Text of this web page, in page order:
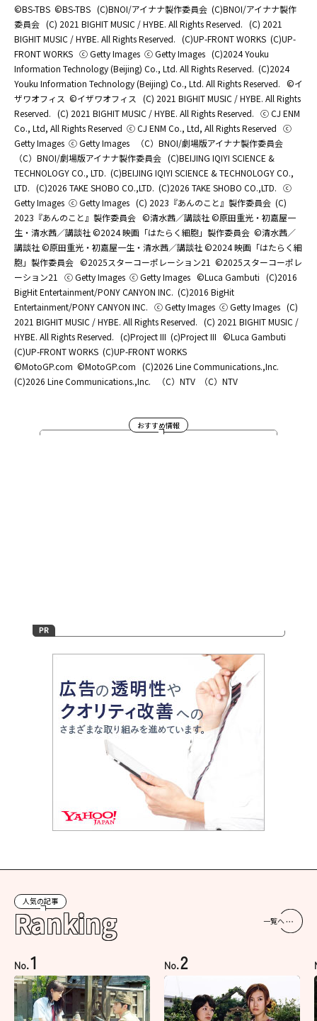
©BS-TBS ©BS-TBS (C)BNOI/アイナナ製作委員会 (C)BNOI/アイナナ製作
委員会 (C) 2021 BIGHIT MUSIC / HYBE. All Rights Reserved. (C) 2021
BIGHIT MUSIC / HYBE. All Rights Reserved. (C)UP-FRONT WORKS (C)UP-
FRONT WORKS ⓒ Getty Images ⓒ Getty Images (C)2024 Youku
Information Technology (Beijing) Co., Ltd. All Rights Reserved. (C)2024
Youku Information Technology (Beijing) Co., Ltd. All Rights Reserved. ©イ
ザワオフィス ©イザワオフィス
(C) 2021 BIGHIT MUSIC / HYBE. All Rights
Reserved. (C) 2021 BIGHIT MUSIC / HYBE. All Rights Reserved. ⓒ CJ ENM
Co., Ltd, All Rights Reserved ⓒ CJ ENM Co., Ltd, All Rights Reserved ⓒ
Getty Images ⓒ Getty Images
（C）BNOI/劇場版アイナナ製作委員会
（C）BNOI/劇場版アイナナ製作委員会 (C)BEIJING IQIYI SCIENCE &
TECHNOLOGY CO., LTD. (C)BEIJING IQIYI SCIENCE & TECHNOLOGY CO.,
LTD. (C)2026 TAKE SHOBO CO.,LTD. (C)2026 TAKE SHOBO CO.,LTD. ⓒ
Getty Images ⓒ Getty Images (C) 2023『あんのこと』製作委員会 (C)
2023『あんのこと』製作委員会 ©清水茜／講談社 ©原田重光・初嘉屋一
生・清水茜／講談社 ©2024 映画「はたらく細胞」製作委員会 ©清水茜／
講談社 ©原田重光・初嘉屋一生・清水茜／講談社 ©2024 映画「はたらく細
胞」製作委員会 ©2025スターコーポレーション21 ©2025スターコーポレ
ーション21
ⓒ Getty Images ⓒ Getty Images ©Luca Gambuti (C)2016
BigHit Entertainment/PONY CANYON INC. (C)2016 BigHit
Entertainment/PONY CANYON INC. ⓒ Getty Images ⓒ Getty Images (C)
2021 BIGHIT MUSIC / HYBE. All Rights Reserved. (C) 2021 BIGHIT MUSIC /
HYBE. All Rights Reserved. (c)Project III (c)Project III ©Luca Gambuti
(C)UP-FRONT WORKS (C)UP-FRONT WORKS
©MotoGP.com ©MotoGP.com (C)2026 Line Communications.,Inc.
(C)2026 Line Communications.,Inc.
（C）NTV （C）NTV
おすすめ情報
人気の記事
Ranking 一覧へ
No.1 No.2